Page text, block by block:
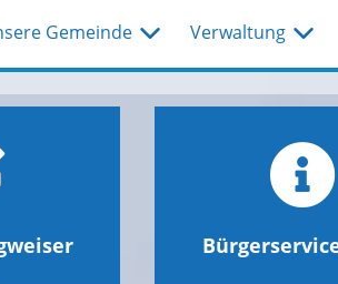
Gemeinde Verwaltung